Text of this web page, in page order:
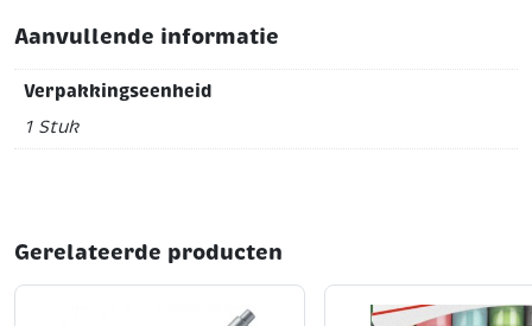
Aanvullende informatie
Verpakkingseenheid
1 Stuk
Gerelateerde producten